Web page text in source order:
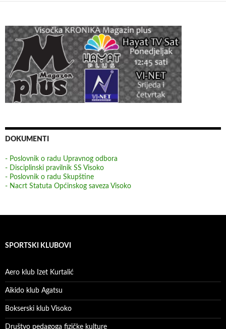
DOKUMENTI
- Poslovnik o radu Upravnog odbora
- Disciplinski pravilnik SS Visoko
- Poslovnik o radu Skupštine
- Nacrt Statuta Općinskog saveza Visoko
SPORTSKI KLUBOVI
Aero klub Izet Kurtalić
Aikido klub Agatsu
Bokserski klub Visoko
Društvo pedagoga fizičke kulture